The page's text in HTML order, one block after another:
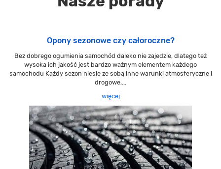
Opony sezonowe czy całoroczne?
Bez dobrego ogumienia samochód daleko nie zajedzie, dlatego też
wysoka ich jakość jest bardzo ważnym elementem każdego
samochodu Każdy sezon niesie ze sobą inne warunki atmosferyczne i
drogowe,...
więcej